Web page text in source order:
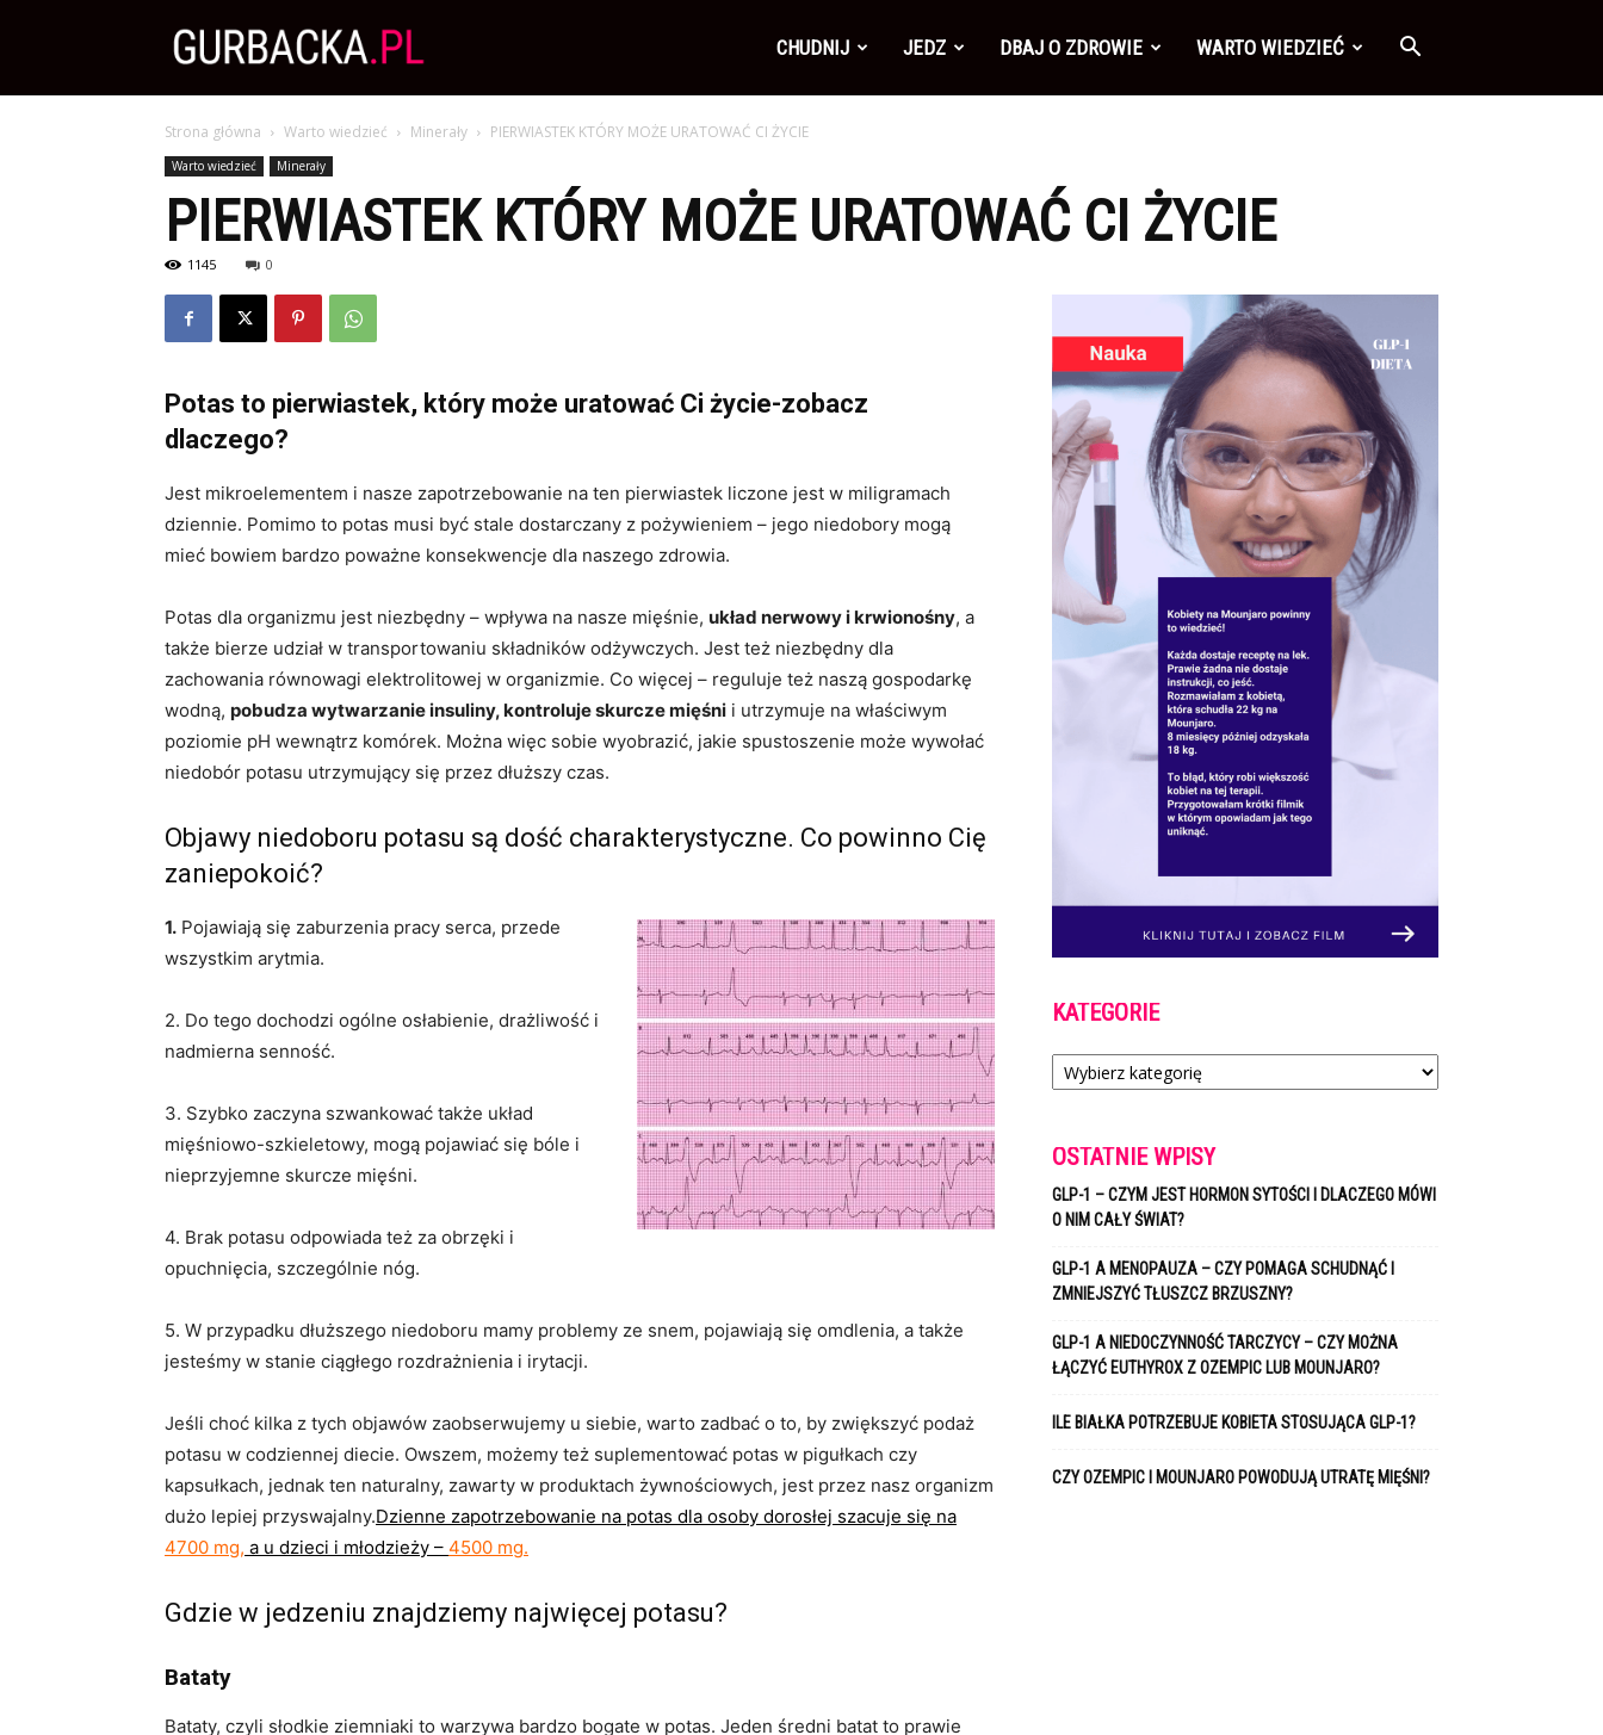
Dieta,
Odchudzanie
kulinarne
CHUDNIJ JEDZ DBAJ O ZDROWIE WARTO WIEDZIEĆ
Strona główna Warto wiedzieć Minerały PIERWIASTEK KTÓRY MOŻE URATOWAĆ CI ŻYCIE
Warto wiedzieć Minerały
PIERWIASTEK KTÓRY MOŻE URATOWAĆ CI ŻYCIE
1145 0
Potas to pierwiastek, który może uratować Ci życie-zobacz
dlaczego?
Jest mikroelementem i nasze zapotrzebowanie na ten pierwiastek liczone jest w miligramach
dziennie. Pomimo to potas musi być stale dostarczany z pożywieniem – jego niedobory mogą
mieć bowiem bardzo poważne konsekwencje dla naszego zdrowia.
Potas dla organizmu jest niezbędny – wpływa na nasze mięśnie, układ nerwowy i krwionośny, a
także bierze udział w transportowaniu składników odżywczych. Jest też niezbędny dla
zachowania równowagi elektrolitowej w organizmie. Co więcej – reguluje też naszą gospodarkę
wodną, pobudza wytwarzanie insuliny, kontroluje skurcze mięśni i utrzymuje na właściwym
poziomie pH wewnątrz komórek. Można więc sobie wyobrazić, jakie spustoszenie może wywołać
niedobór potasu utrzymujący się przez dłuższy czas.
Objawy niedoboru potasu są dość charakterystyczne. Co powinno Cię
zaniepokoić?
1. Pojawiają się zaburzenia pracy serca, przede
wszystkim arytmia.
2. Do tego dochodzi ogólne osłabienie, drażliwość i
nadmierna senność.
3. Szybko zaczyna szwankować także układ
mięśniowo-szkieletowy, mogą pojawiać się bóle i
nieprzyjemne skurcze mięśni.
4. Brak potasu odpowiada też za obrzęki i
opuchnięcia, szczególnie nóg.
5. W przypadku dłuższego niedoboru mamy problemy ze snem, pojawiają się omdlenia, a także
jesteśmy w stanie ciągłego rozdrażnienia i irytacji.
Jeśli choć kilka z tych objawów zaobserwujemy u siebie, warto zadbać o to, by zwiększyć podaż
potasu w codziennej diecie. Owszem, możemy też suplementować potas w pigułkach czy
kapsułkach, jednak ten naturalny, zawarty w produktach żywnościowych, jest przez nasz organizm
dużo lepiej przyswajalny.Dzienne zapotrzebowanie na potas dla osoby dorosłej szacuje się na
4700 mg, a u dzieci i młodzieży – 4500 mg.
Gdzie w jedzeniu znajdziemy najwięcej potasu?
Bataty
Bataty, czyli słodkie ziemniaki to warzywa bardzo bogate w potas. Jeden średni batat to prawie
KATEGORIE
Kategorie
OSTATNIE WPISY
GLP-1 – CZYM JEST HORMON SYTOŚCI I DLACZEGO MÓWI
O NIM CAŁY ŚWIAT?
GLP-1 A MENOPAUZA – CZY POMAGA SCHUDNĄĆ I
ZMNIEJSZYĆ TŁUSZCZ BRZUSZNY?
GLP-1 A NIEDOCZYNNOŚĆ TARCZYCY – CZY MOŻNA
ŁĄCZYĆ EUTHYROX Z OZEMPIC LUB MOUNJARO?
ILE BIAŁKA POTRZEBUJE KOBIETA STOSUJĄCA GLP-1?
CZY OZEMPIC I MOUNJARO POWODUJĄ UTRATĘ MIĘŚNI?